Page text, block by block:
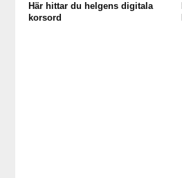
Här hittar du helgens digitala
korsord